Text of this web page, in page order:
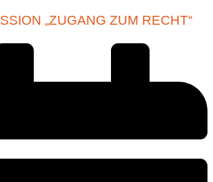
„ZUGANG ZUM RECHT“